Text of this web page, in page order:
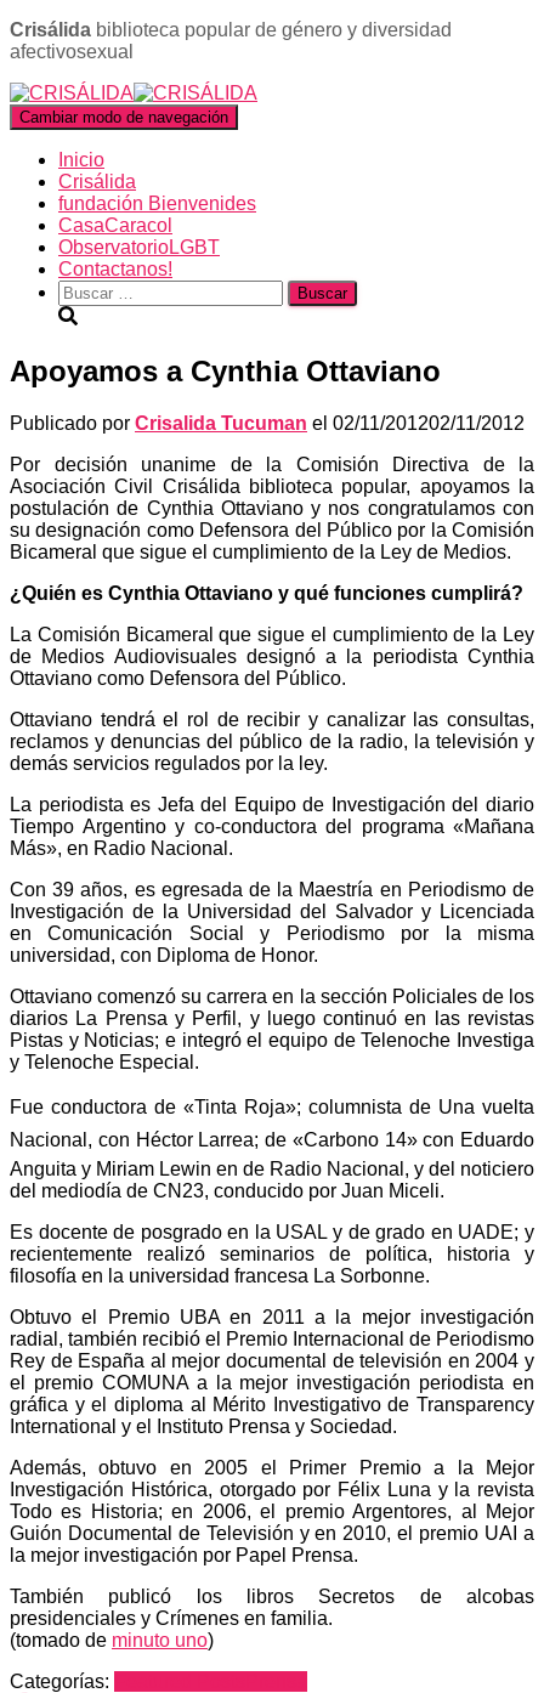
Crisálida biblioteca popular de género y diversidad
afectivosexual
Cambiar modo de navegación
Inicio
Crisálida
fundación Bienvenides
CasaCaracol
ObservatorioLGBT
Contactanos!
Buscar:
Apoyamos a Cynthia Ottaviano
Publicado por Crisalida Tucuman el 02/11/201202/11/2012
Por decisión unanime de la Comisión Directiva de la
Asociación Civil Crisálida biblioteca popular, apoyamos la
postulación de Cynthia Ottaviano y nos congratulamos con
su designación como Defensora del Público por la Comisión
Bicameral que sigue el cumplimiento de la Ley de Medios.
¿Quién es Cynthia Ottaviano y qué funciones cumplirá?
La Comisión Bicameral que sigue el cumplimiento de la Ley
de Medios Audiovisuales designó a la periodista Cynthia
Ottaviano como Defensora del Público.
Ottaviano tendrá el rol de recibir y canalizar las consultas,
reclamos y denuncias del público de la radio, la televisión y
demás servicios regulados por la ley.
La periodista es Jefa del Equipo de Investigación del diario
Tiempo Argentino y co-conductora del programa «Mañana
Más», en Radio Nacional.
Con 39 años, es egresada de la Maestría en Periodismo de
Investigación de la Universidad del Salvador y Licenciada
en Comunicación Social y Periodismo por la misma
universidad, con Diploma de Honor.
Ottaviano comenzó su carrera en la sección Policiales de los
diarios La Prensa y Perfil, y luego continuó en las revistas
Pistas y Noticias; e integró el equipo de Telenoche Investiga
y Telenoche Especial.
Fue conductora de «Tinta Roja»; columnista de Una vuelta
Nacional, con Héctor Larrea; de «Carbono 14» con Eduardo
Anguita y Miriam Lewin en de Radio Nacional, y del noticiero
del mediodía de CN23, conducido por Juan Miceli.
Es docente de posgrado en la USAL y de grado en UADE; y
recientemente realizó seminarios de política, historia y
filosofía en la universidad francesa La Sorbonne.
Obtuvo el Premio UBA en 2011 a la mejor investigación
radial, también recibió el Premio Internacional de Periodismo
Rey de España al mejor documental de televisión en 2004 y
el premio COMUNA a la mejor investigación periodista en
gráfica y el diploma al Mérito Investigativo de Transparency
International y el Instituto Prensa y Sociedad.
Además, obtuvo en 2005 el Primer Premio a la Mejor
Investigación Histórica, otorgado por Félix Luna y la revista
Todo es Historia; en 2006, el premio Argentores, al Mejor
Guión Documental de Televisión y en 2010, el premio UAI a
la mejor investigación por Papel Prensa.
También publicó los libros Secretos de alcobas
presidenciales y Crímenes en familia.
(tomado de minuto uno)
Categorías: